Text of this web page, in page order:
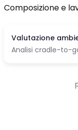
Composizione e